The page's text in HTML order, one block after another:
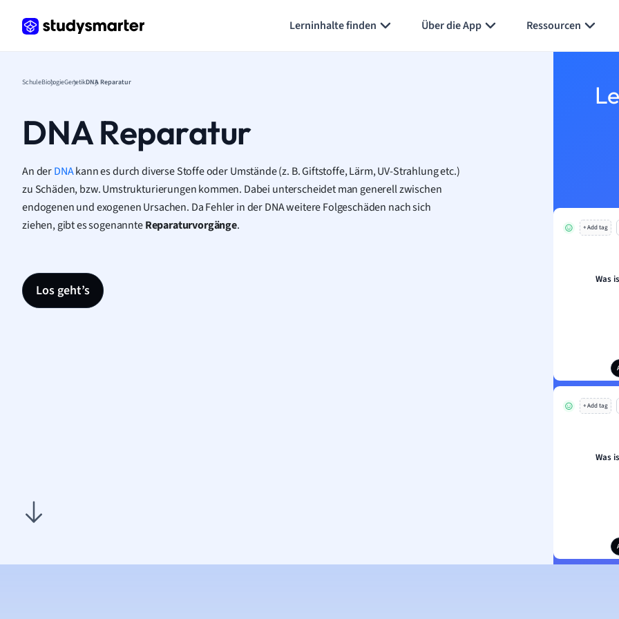
Lerninhalte finden Über die App Ressourcen
SchuleBiologieGenetikDNA Reparatur
DNA Reparatur
An derDNAkann es durch diverse Stoffe oder Umstände (z. B. Giftstoffe, Lärm, UV-Strahlung etc.)
zu Schäden, bzw. Umstrukturierungen kommen. Dabei unterscheidet man generell zwischen
endogenen und exogenen Ursachen. Da Fehler in der DNA weitere Folgeschäden nach sich
ziehen, gibt es sogenannteReparaturvorgänge.
Los geht’s
+ Add tag
Was
+ Add tag
Was